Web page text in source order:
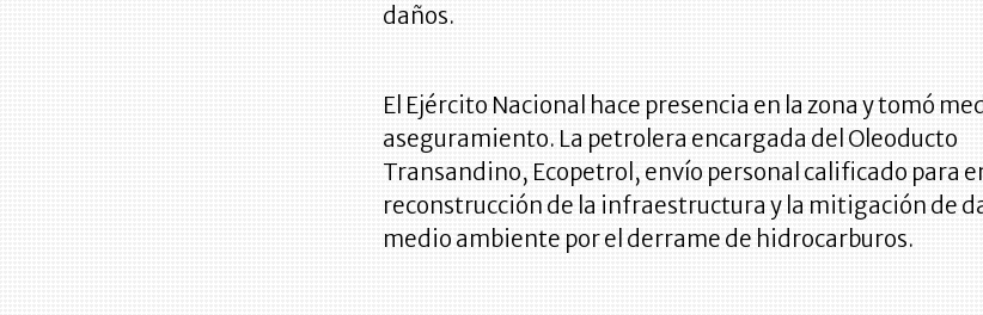
daños.
El Ejército Nacional hace presencia en la zona y tomó
aseguramiento. La petrolera encargada del Oleoducto
Transandino, Ecopetrol, envío personal calificado para
reconstrucción de la infraestructura y la mitigación de
medio ambiente por el derrame de hidrocarburos.